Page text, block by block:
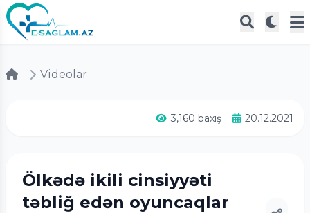
Videolar
3,160 baxış 20.12.2021
Ölkədə ikili cinsiyyəti
təbliğ edən oyuncaqlar